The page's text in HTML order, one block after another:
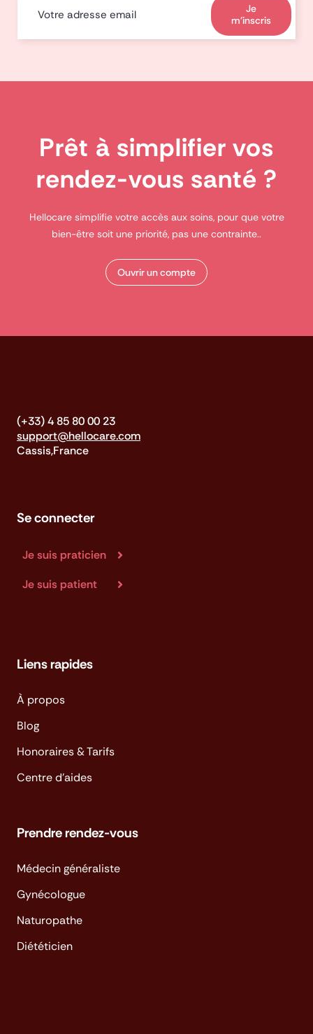
Je
m'inscris
Prêt à simplifier vos
rendez-vous santé ?
Hellocare simplifie votre accès aux soins, pour que votre
bien-être soit une priorité, pas une contrainte..
Ouvrir un compte
(+33) 4 85 80 00 23
support@hellocare.com
Cassis,France
Se connecter
Je suis praticien
Je suis patient
Liens rapides
À propos
Blog
Honoraires & Tarifs
Centre d'aides
Prendre rendez-vous
Médecin généraliste
Gynécologue
Naturopathe
Diététicien